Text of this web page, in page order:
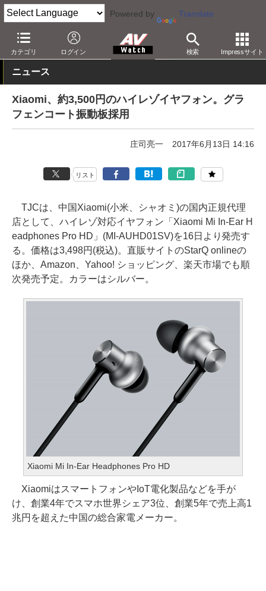
Powered by Translate
カテゴリ ログイン 検索 Impressサイト
AV Watch 製品 ヘッドフォン その他
ニュース
Xiaomi、約3,500円のハイレゾイヤフォン。グラ
フェンコート振動板採用
庄司亮一 2017年6月13日 14:16
リスト
TJCは、中国Xiaomi(小米、シャオミ)の国内正規代理
店として、ハイレゾ対応イヤフォン「Xiaomi Mi In-Ear H
eadphones Pro HD」(MI-AUHD01SV)を16日より発売す
る。価格は3,498円(税込)。直販サイトのStarQ onlineの
ほか、Amazon、Yahoo! ショッピング、楽天市場でも順
次発売予定。カラーはシルバー。
Xiaomi Mi In-Ear Headphones Pro HD
XiaomiはスマートフォンやIoT電化製品などを手が
け、創業4年でスマホ世界シェア3位、創業5年で売上高1
兆円を超えた中国の総合家電メーカー。